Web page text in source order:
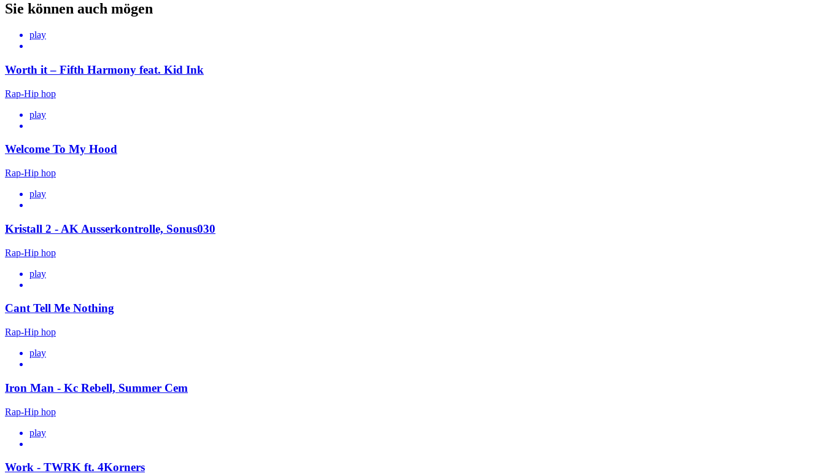
Sie können auch mögen
play
Worth it – Fifth Harmony feat. Kid Ink
Rap-Hip hop
play
Welcome To My Hood
Rap-Hip hop
play
Kristall 2 - AK Ausserkontrolle, Sonus030
Rap-Hip hop
play
Cant Tell Me Nothing
Rap-Hip hop
play
Iron Man - Kc Rebell, Summer Cem
Rap-Hip hop
play
Work - TWRK ft. 4Korners